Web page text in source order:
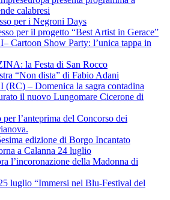
calabresi
per i Negroni Days
per il progetto “Best Artist in Gerace”
Cartoon Show Party: l’unica tappa in
la Festa di San Rocco
“Non dista” di Fabio Adani
– Domenica la sagra contadina
il nuovo Lungomare Cicerone di
per l’anteprima del Concorso dei
edizione di Borgo Incantato
a Calanna 24 luglio
l’incoronazione della Madonna di
luglio “Immersi nel Blu-Festival del